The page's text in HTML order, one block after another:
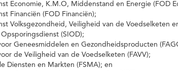
Economie, K.M.O, Middenstand en Energie (FOD
Financiën (FOD Financiën);
Volksgezondheid, Veiligheid van de Voedselketen
(SIOD);
Geneesmiddelen en Gezondheidsproducten
de Veiligheid van de Voedselketen (FAVV);
Diensten en Markten (FSMA); en